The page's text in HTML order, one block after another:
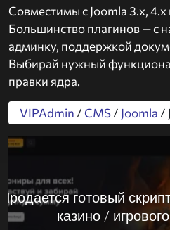
Совместимы с Joomla 3.x, 4.x
Большинство плагинов — с
админку, поддержкой
Выбирай нужный
правки ядра.
VIPAdmin / CMS/ Joomla /
Продается готовый
казино / игрового